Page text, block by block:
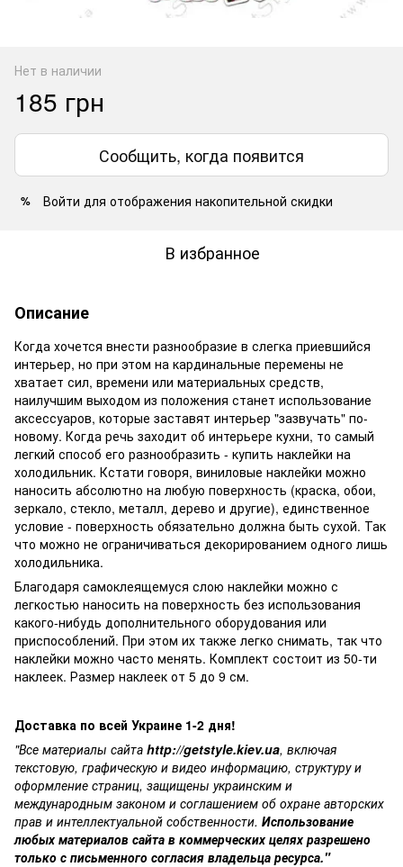
Нет в наличии
185 грн
Сообщить, когда появится
% Войти для отображения накопительной скидки
В избранное
Описание
Когда хочется внести разнообразие в слегка приевшийся
интерьер, но при этом на кардинальные перемены не
хватает сил, времени или материальных средств,
наилучшим выходом из положения станет использование
аксессуаров, которые заставят интерьер "зазвучать" по-
новому. Когда речь заходит об интерьере кухни, то самый
легкий способ его разнообразить - купить наклейки на
холодильник. Кстати говоря, виниловые наклейки можно
наносить абсолютно на любую поверхность (краска, обои,
зеркало, стекло, металл, дерево и другие), единственное
условие - поверхность обязательно должна быть сухой. Так
что можно не ограничиваться декорированием одного лишь
холодильника.
Благодаря самоклеящемуся слою наклейки можно с
легкостью наносить на поверхность без использования
какого-нибудь дополнительного оборудования или
приспособлений. При этом их также легко снимать, так что
наклейки можно часто менять. Комплект состоит из 50-ти
наклеек. Размер наклеек от 5 до 9 см.
Доставка по всей Украине 1-2 дня!
"Все материалы сайта http://getstyle.kiev.ua, включая
текстовую, графическую и видео информацию, структуру и
оформление страниц, защищены украинским и
международным законом и соглашением об охране авторских
прав и интеллектуальной собственности. Использование
любых материалов сайта в коммерческих целях разрешено
только с письменного согласия владельца ресурса."